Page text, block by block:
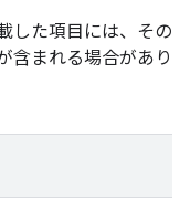
した項目には、その
含まれる場合があり